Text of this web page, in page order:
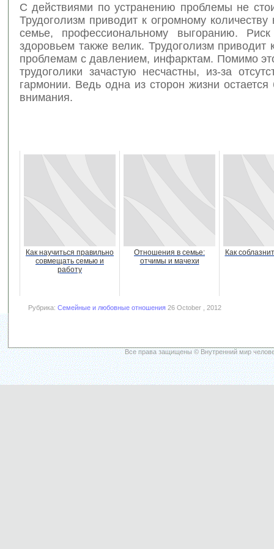
С действиями по устранению проблемы не
Трудоголизм приводит к огромному количеству
семье, профессиональному выгоранию.
здоровьем также велик. Трудоголизм приводит
проблемам с давлением, инфарктам. Помимо
трудоголики зачастую несчастны, из-за
гармонии. Ведь одна из сторон жизни остается
внимания.
Как научиться правильно
совмещать семью и
работу
Отношения в семье:
отчимы и мачехи
Как
Рубрика: Семейные и любовные отношения 26 October , 2012
Все права защищены © Внутренний мир